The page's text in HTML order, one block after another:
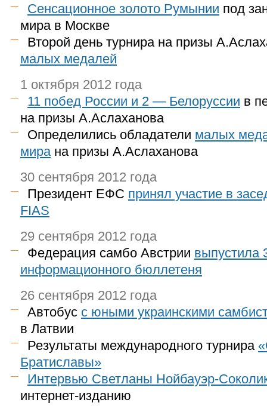
Сенсационное золото Румынии под
мира в Москве
Второй день турнира на призы
малых медалей
1 октября 2012 года
11 побед России и 2 — Белоруссии в
на призы А.Аслаханова
Определились обладатели малых
мирана призы А.Аслаханова
30 сентября 2012 года
Президент ЕФС принял участие в
FIAS
29 сентября 2012 года
Федерация самбо Австрии выпустила
информационного бюллетеня
26 сентября 2012 года
Автобус с юными украинскими
в Латвии
Результаты международного турнира
Братиславы»
Интервью Светланы Нойбауэр-
интернет-изданию